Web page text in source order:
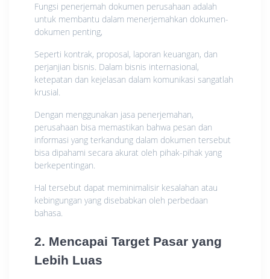
Fungsi penerjemah dokumen perusahaan adalah
untuk membantu dalam menerjemahkan dokumen-
dokumen penting,
Seperti kontrak, proposal, laporan keuangan, dan
perjanjian bisnis. Dalam bisnis internasional,
ketepatan dan kejelasan dalam komunikasi sangatlah
krusial.
Dengan menggunakan jasa penerjemahan,
perusahaan bisa memastikan bahwa pesan dan
informasi yang terkandung dalam dokumen tersebut
bisa dipahami secara akurat oleh pihak-pihak yang
berkepentingan.
Hal tersebut dapat meminimalisir kesalahan atau
kebingungan yang disebabkan oleh perbedaan
bahasa.
2. Mencapai Target Pasar yang
Lebih Luas